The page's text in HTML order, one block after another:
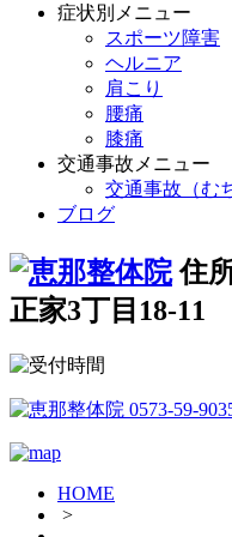
症状別メニュー
スポーツ障害
ヘルニア
肩こり
腰痛
膝痛
交通事故メニュー
交通事故（む
ブログ
住
正家3丁目18-11
HOME
>